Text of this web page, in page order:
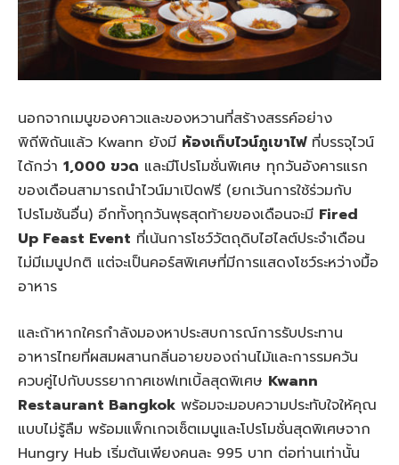
นอกจากเมนูของคาวและของหวานที่สร้างสรรค์อย่าง
พิถีพิถันแล้ว Kwann ยังมี ห้องเก็บไวน์ภูเขาไฟที่บรรจุไวน์
ได้กว่า 1,000 ขวด และมีโปรโมชั่นพิเศษ ทุกวันอังคารแรก
ของเดือนสามารถนำไวน์มาเปิดฟรี (ยกเว้นการใช้ร่วมกับ
โปรโมชันอื่น) อีกทั้งทุกวันพุธสุดท้ายของเดือนจะมี Fired
Up Feast Event ที่เน้นการโชว์วัตถุดิบไฮไลต์ประจำเดือน
ไม่มีเมนูปกติ แต่จะเป็นคอร์สพิเศษที่มีการแสดงโชว์ระหว่างมื้อ
อาหาร
และถ้าหากใครกำลังมองหาประสบการณ์การรับประทาน
อาหารไทยที่ผสมผสานกลิ่นอายของถ่านไม้และการรมควัน
ควบคู่ไปกับบรรยากาศเชฟเทเบิ้ลสุดพิเศษ Kwann
Restaurant Bangkok พร้อมจะมอบความประทับใจให้คุณ
แบบไม่รู้ลืม พร้อมแพ็กเกจเซ็ตเมนูและโปรโมชั่นสุดพิเศษจาก
Hungry Hub เริ่มต้นเพียงคนละ 995 บาท ต่อท่านเท่านั้น